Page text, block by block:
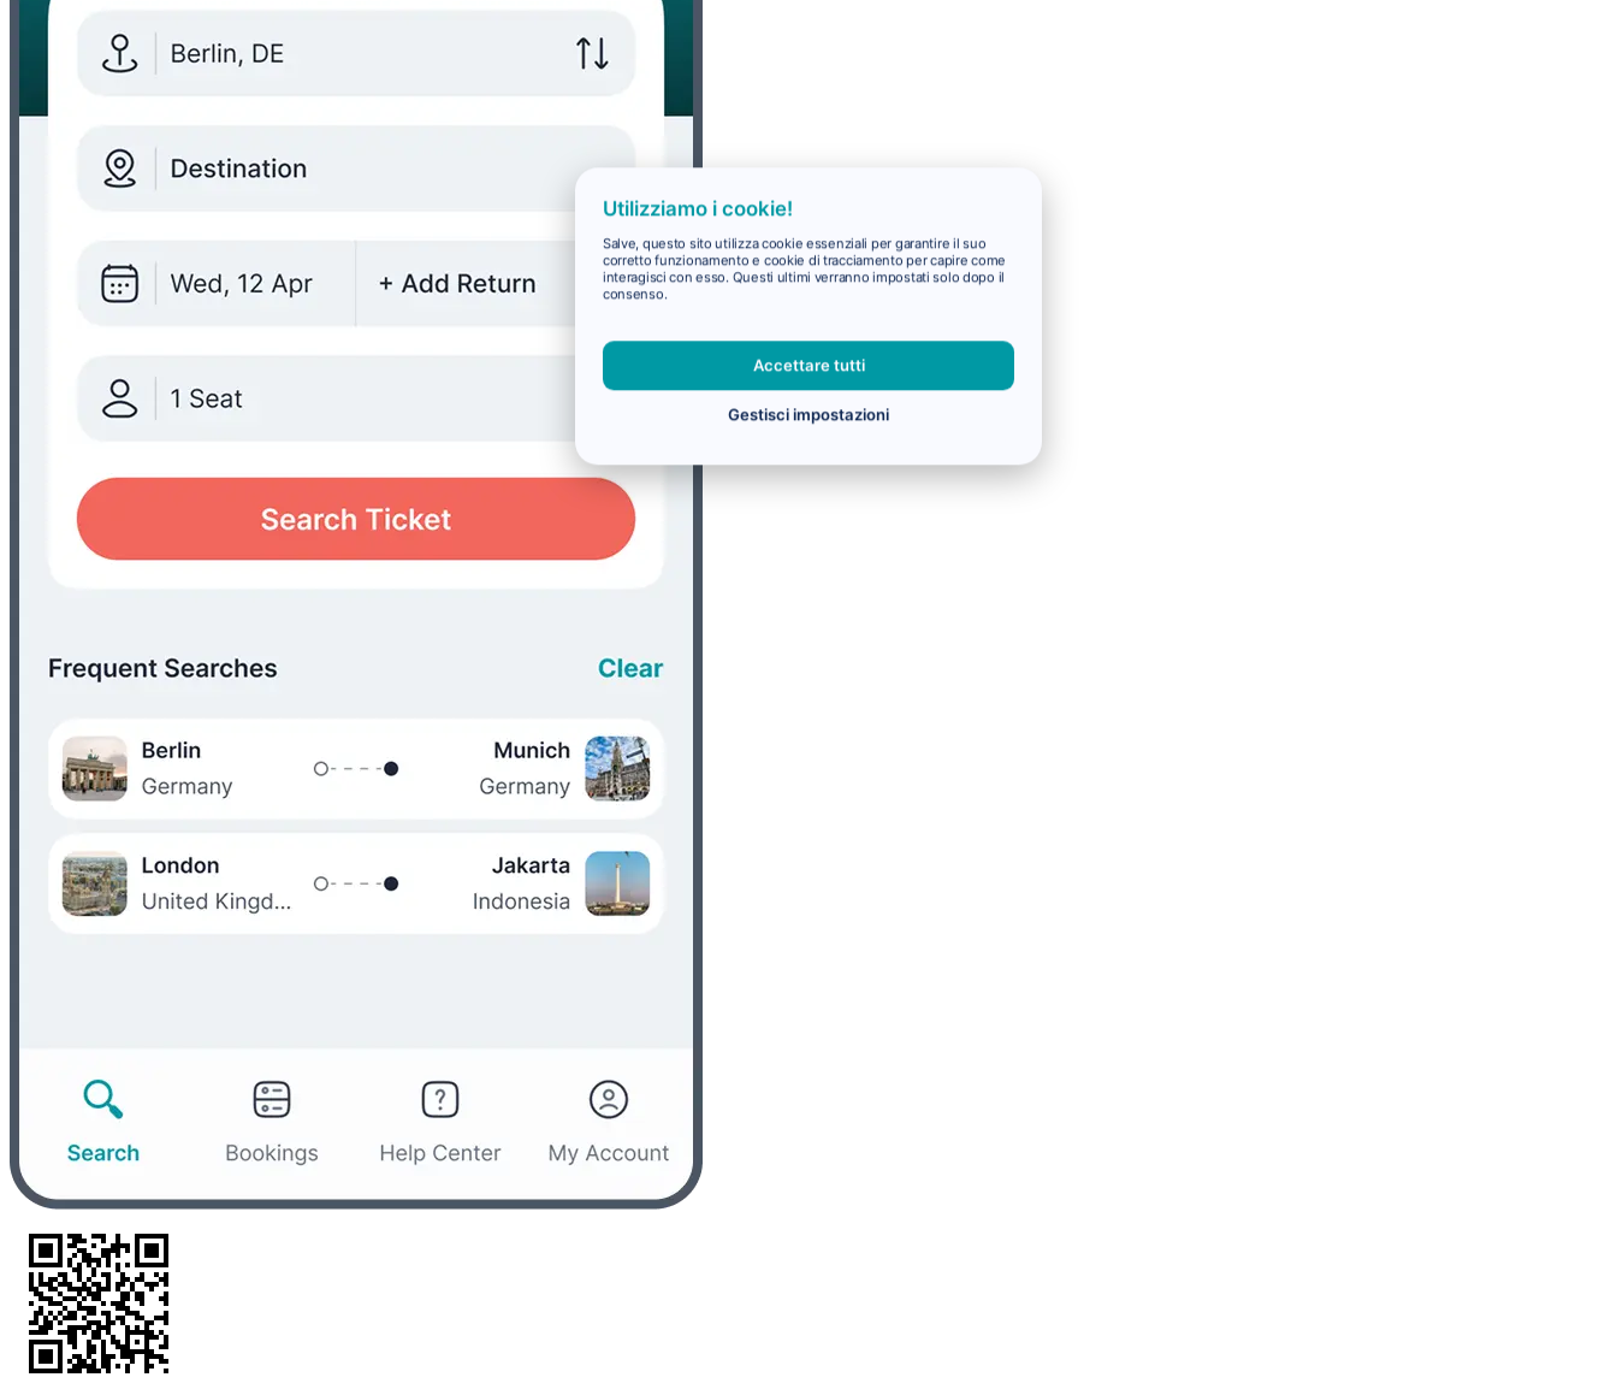
Utilizziamo i cookie!
Salve, questo sito utilizza cookie essenziali per garantire il suo
corretto funzionamento e cookie di tracciamento per capire come
interagisci con esso. Questi ultimi verranno impostati solo dopo il
consenso.
Accettare tutti
Gestisci impostazioni